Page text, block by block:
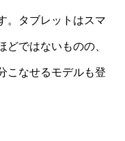
。タブレットはスマ
どではないものの、
こなせるモデルも登